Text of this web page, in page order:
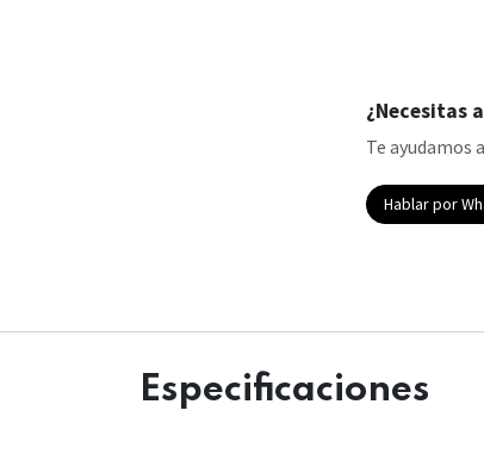
¿Necesitas
Te ayudamos
Hablar por
Especificaciones